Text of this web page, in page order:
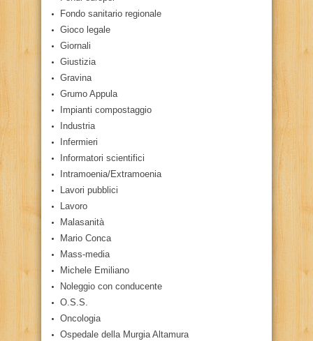
Fondo sanitario regionale
Gioco legale
Giornali
Giustizia
Gravina
Grumo Appula
Impianti compostaggio
Industria
Infermieri
Informatori scientifici
Intramoenia/Extramoenia
Lavori pubblici
Lavoro
Malasanità
Mario Conca
Mass-media
Michele Emiliano
Noleggio con conducente
O.S.S.
Oncologia
Ospedale della Murgia Altamura